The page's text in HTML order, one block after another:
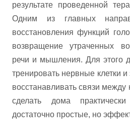
результате проведенной
Одним из главных
восстановления функций
возвращение утраченных
речи и мышления. Для этого
тренировать нервные клетки и
восстанавливать связи
сделать дома
достаточно простые, но